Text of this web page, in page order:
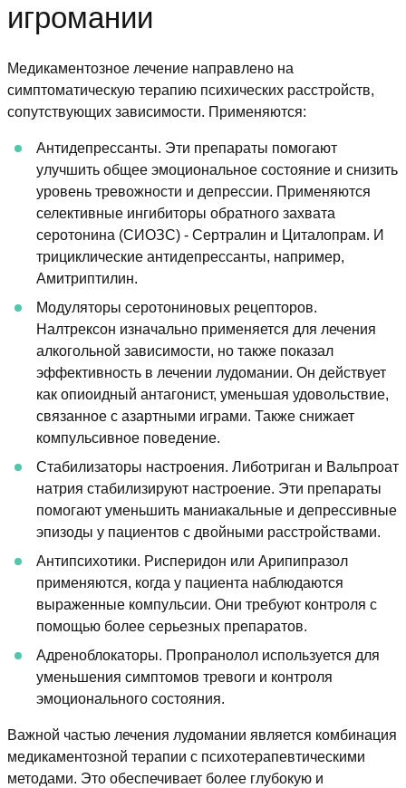
игромании
Медикаментозное лечение направлено на
симптоматическую терапию психических расстройств,
сопутствующих зависимости. Применяются:
Антидепрессанты. Эти препараты помогают
улучшить общее эмоциональное состояние и снизить
уровень тревожности и депрессии. Применяются
селективные ингибиторы обратного захвата
серотонина (СИОЗС) - Сертралин и Циталопрам. И
трициклические антидепрессанты, например,
Амитриптилин.
Модуляторы серотониновых рецепторов.
Налтрексон изначально применяется для лечения
алкогольной зависимости, но также показал
эффективность в лечении лудомании. Он действует
как опиоидный антагонист, уменьшая удовольствие,
связанное с азартными играми. Также снижает
компульсивное поведение.
Стабилизаторы настроения. Либотриган и Вальпроат
натрия стабилизируют настроение. Эти препараты
помогают уменьшить маниакальные и депрессивные
эпизоды у пациентов с двойными расстройствами.
Антипсихотики. Рисперидон или Арипипразол
применяются, когда у пациента наблюдаются
выраженные компульсии. Они требуют контроля с
помощью более серьезных препаратов.
Адреноблокаторы. Пропранолол используется для
уменьшения симптомов тревоги и контроля
эмоционального состояния.
Важной частью лечения лудомании является комбинация
медикаментозной терапии с психотерапевтическими
методами. Это обеспечивает более глубокую и